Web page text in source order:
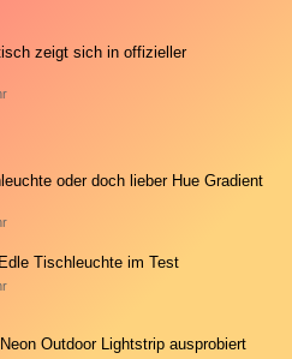
zeigt sich in offizieller
oder doch lieber Hue Gradient
Tischleuchte im Test
Outdoor Lightstrip ausprobiert